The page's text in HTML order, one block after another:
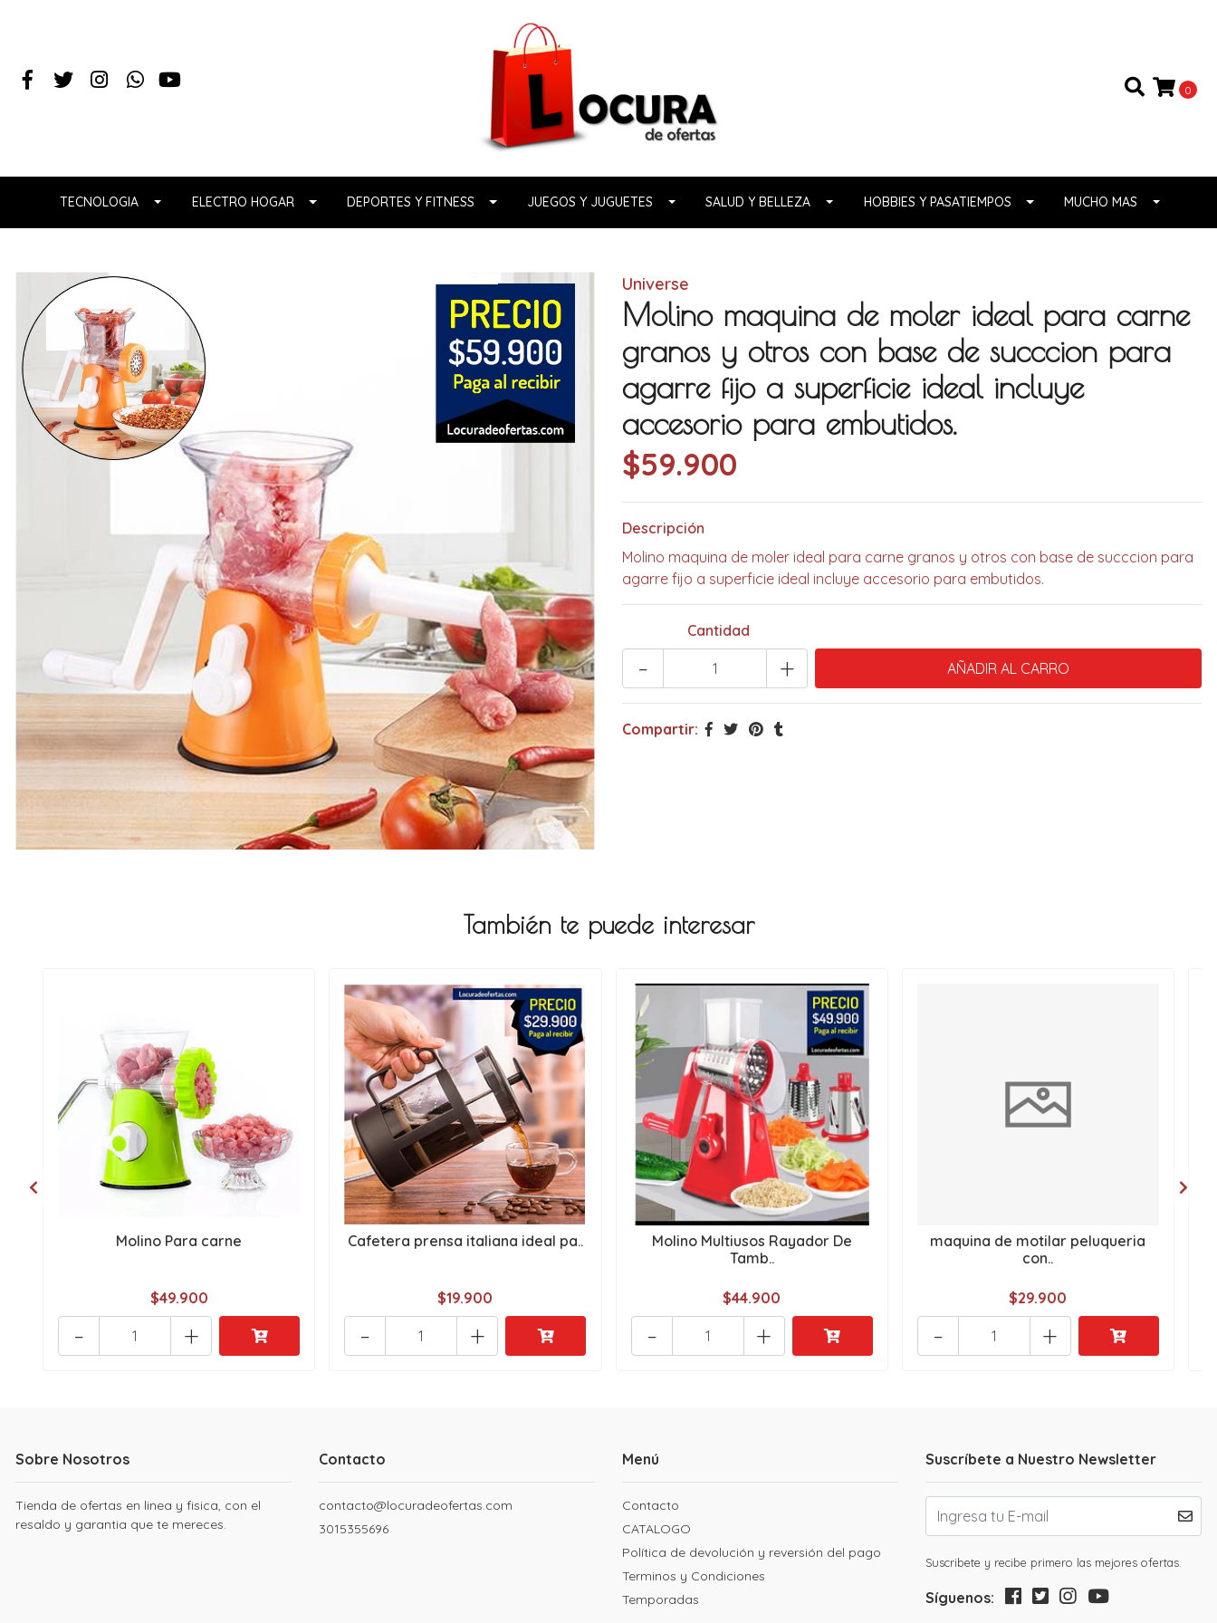
0
TECNOLOGIA ELECTRO HOGAR DEPORTES Y FITNESS JUEGOS Y JUGUETES SALUD Y BELLEZA HOBBIES Y PASATIEMPOS MUCHO MAS
Universe
Molino maquina de moler ideal para carne
granos y otros con base de succcion para
agarre fijo a superficie ideal incluye
accesorio para embutidos.
$59.900
Descripción
Molino maquina de moler ideal para carne granos y otros con base de succcion para
agarre fijo a superficie ideal incluye accesorio para embutidos.
Cantidad
+
-
Compartir:
También te puede interesar
Molino Para carne
$49.900
+
-
Cafetera prensa italiana ideal pa..
$19.900
+
-
Molino Multiusos Rayador De
Tamb..
$44.900
+
-
maquina de motilar peluqueria
con..
$29.900
+
-
Sobre Nosotros
Tienda de ofertas en linea y fisica, con el
resaldo y garantia que te mereces.
Contacto
contacto@locuradeofertas.com
3015355696
Menú
Contacto
CATALOGO
Política de devolución y reversión del pago
Terminos y Condiciones
Temporadas
Suscríbete a Nuestro Newsletter
Suscribete y recibe primero las mejores ofertas.
Síguenos: